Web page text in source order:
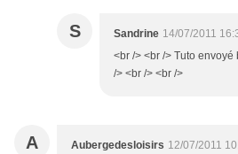
S Sandrine 14/07/2011
<br /> <br /> Tuto
/> <br /> <br />
A Aubergedesloisirs 12/07/2011